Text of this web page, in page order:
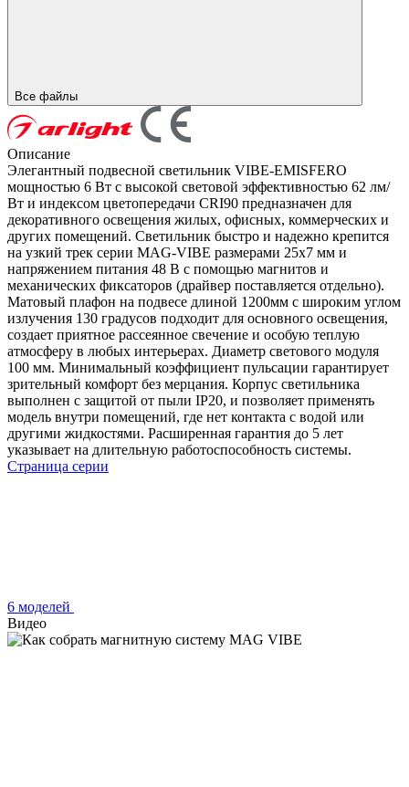
Все файлы
Описание
Элегантный подвесной светильник VIBE-EMISFERO
мощностью 6 Вт с высокой световой эффективностью 62 лм/
Вт и индексом цветопередачи CRI90 предназначен для
декоративного освещения жилых, офисных, коммерческих и
других помещений. Светильник быстро и надежно крепится
на узкий трек серии MAG-VIBE размерами 25х7 мм и
напряжением питания 48 В с помощью магнитов и
механических фиксаторов (драйвер поставляется отдельно).
Матовый плафон на подвесе длиной 1200мм с широким углом
излучения 130 градусов подходит для основного освещения,
создает приятное рассеянное свечение и особую теплую
атмосферу в любых интерьерах. Диаметр светового модуля
100 мм. Минимальный коэффициент пульсации гарантирует
зрительный комфорт без мерцания. Корпус светильника
выполнен с защитой от пыли IP20, и позволяет применять
модель внутри помещений, где нет контакта с водой или
другими жидкостями. Расширенная гарантия до 5 лет
указывает на длительную работоспособность системы.
Страница серии
6 моделей
Видео